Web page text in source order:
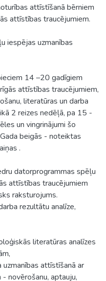
attīstīšanā bērniem
attīstības traucējumiem.
iespējas uzmanības
14 –20 gadīgiem
attīstības traucējumiem,
literatūras un darba
2 reizes nedēļā, pa 15 -
un vingrinājumi šo
beigās - noteiktas
.
datorprogrammas spēļu
attīstības traucējumiem
raksturojums.
rezultātu analīze,
literatūras analīzes
attīstīšanā ar
novērošanu, aptauju,